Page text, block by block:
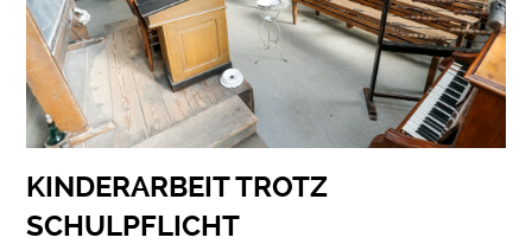
KINDERARBEIT TROTZ
SCHULPFLICHT